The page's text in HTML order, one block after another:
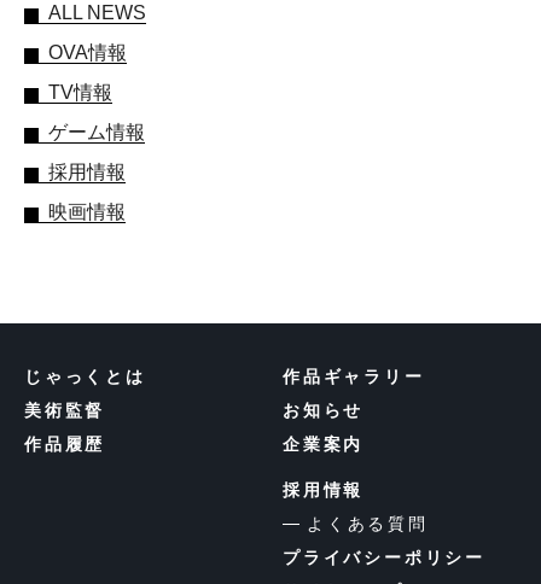
ALL NEWS
OVA情報
TV情報
ゲーム情報
採用情報
映画情報
じゃっくとは
美術監督
作品履歴
作品ギャラリー
お知らせ
企業案内
採用情報
よくある質問
プライバシーポリシー